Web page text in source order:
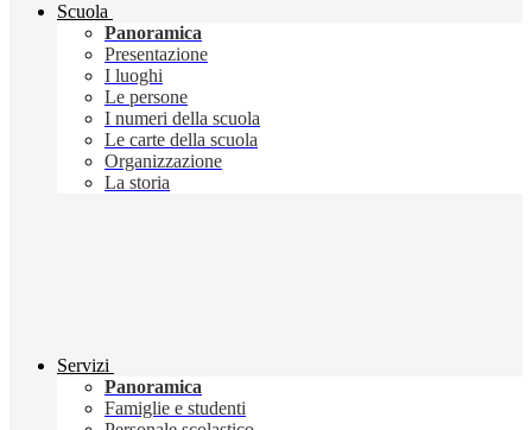
Scuola
Panoramica
Presentazione
I luoghi
Le persone
I numeri della scuola
Le carte della scuola
Organizzazione
La storia
Servizi
Panoramica
Famiglie e studenti